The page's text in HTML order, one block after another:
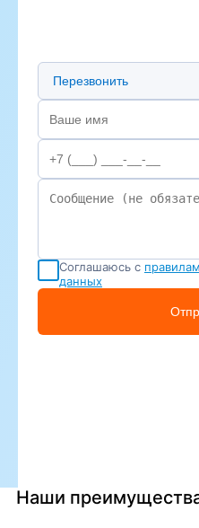
Предпочтительный
Соглашаюсь с
данных
Наши